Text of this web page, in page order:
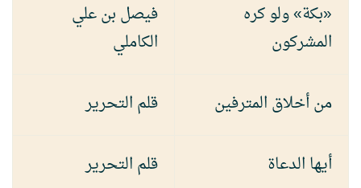
«بكة» ولو كره
المشركون
فيصل بن علي
الكاملي
من أخلاق المترفين قلم التحرير
أيها الدعاة قلم التحرير